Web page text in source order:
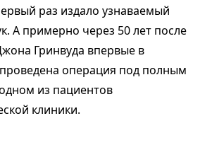
раз издало узнаваемый
А примерно через 50 лет после
Гринвуда впервые в
операция под полным
из пациентов
клиники.